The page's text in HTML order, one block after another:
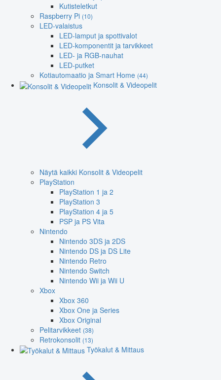
Kutisteletkut
Raspberry Pi (10)
LED-valaistus
LED-lamput ja spottivalot
LED-komponentit ja tarvikkeet
LED- ja RGB-nauhat
LED-putket
Kotiautomaatio ja Smart Home (44)
Konsolit & Videopelit
Näytä kaikki Konsolit & Videopelit
PlayStation
PlayStation 1 ja 2
PlayStation 3
PlayStation 4 ja 5
PSP ja PS Vita
Nintendo
Nintendo 3DS ja 2DS
Nintendo DS ja DS Lite
Nintendo Retro
Nintendo Switch
Nintendo Wii ja Wii U
Xbox
Xbox 360
Xbox One ja Series
Xbox Original
Pelitarvikkeet (38)
Retrokonsolit (13)
Työkalut & Mittaus